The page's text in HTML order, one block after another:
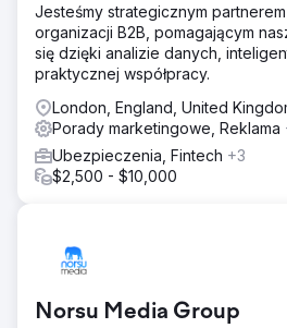
Jesteśmy strategicznym
organizacji B2B, pomagającym
się dzięki analizie danych,
praktycznej współpracy.
London, England, United
Porady marketingowe, Reklama
Ubezpieczenia, Fintech +3
$2,500 - $10,000
Norsu Media Group